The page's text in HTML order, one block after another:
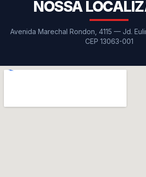
NOSSA
Avenida Marechal Rondon, 4115 — Jd.
CEP 13063-001